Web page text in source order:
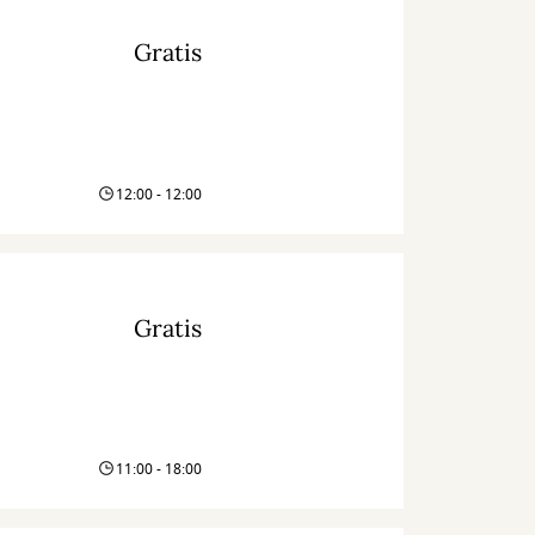
Gratis
12:00 - 12:00
Gratis
11:00 - 18:00